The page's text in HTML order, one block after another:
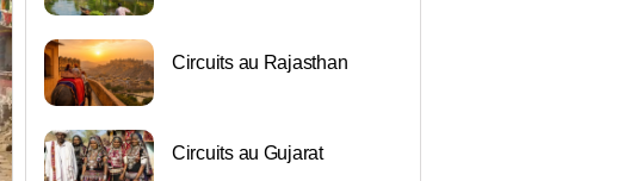
Circuits au Rajasthan
Circuits au Gujarat